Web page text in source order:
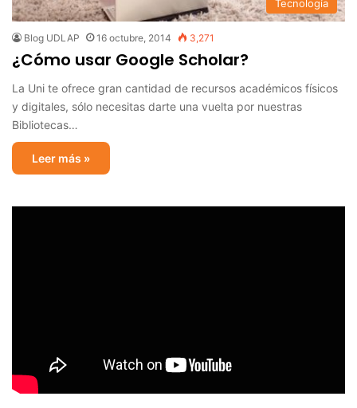
Tecnología
Blog UDLAP 16 octubre, 2014 3,271
¿Cómo usar Google Scholar?
La Uni te ofrece gran cantidad de recursos académicos físicos
y digitales, sólo necesitas darte una vuelta por nuestras
Bibliotecas…
Leer más »